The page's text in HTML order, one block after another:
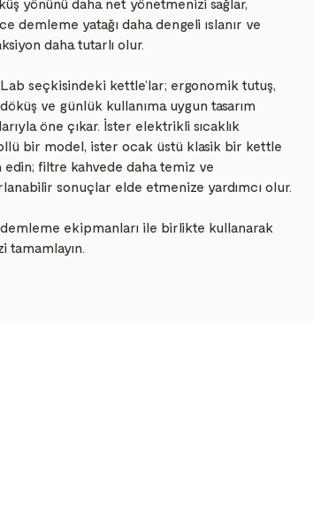
demleme yatağı daha dengeli ıslanır ve
daha tutarlı olur.
seçkisindeki kettle’lar; ergonomik tutuş,
ve günlük kullanıma uygun tasarım
öne çıkar. İster elektrikli sıcaklık
bir model, ister ocak üstü klasik bir kettle
filtre kahvede daha temiz ve
sonuçlar elde etmenize yardımcı olur.
ekipmanları ile birlikte kullanarak
tamamlayın.